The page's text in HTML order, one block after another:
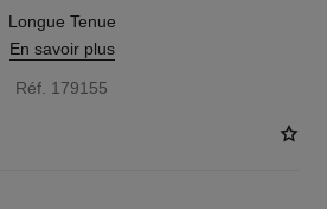
Longue Tenue
En savoir plus
Réf. 179155